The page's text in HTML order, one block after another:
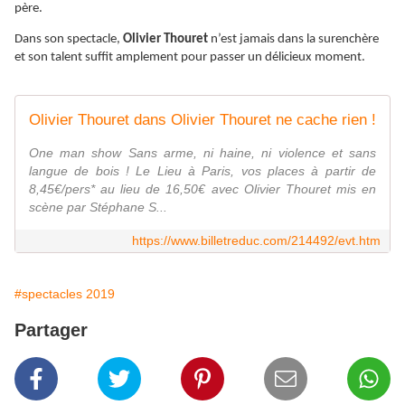
père.
Dans son spectacle, Olivier Thouret n’est jamais dans la surenchère
et son talent suffit amplement pour passer un délicieux moment.
Olivier Thouret dans Olivier Thouret ne cache rien !
One man show Sans arme, ni haine, ni violence et sans
langue de bois ! Le Lieu à Paris, vos places à partir de
8,45€/pers* au lieu de 16,50€ avec Olivier Thouret mis en
scène par Stéphane S...
https://www.billetreduc.com/214492/evt.htm
#spectacles 2019
Partager